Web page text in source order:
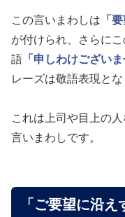
この言いまわしは 「要
が付けられ、さらにこ
語 「申しわけございま
レーズは敬語表現とな
これは上司や目上の
言いまわしです。
「ご要望に沿